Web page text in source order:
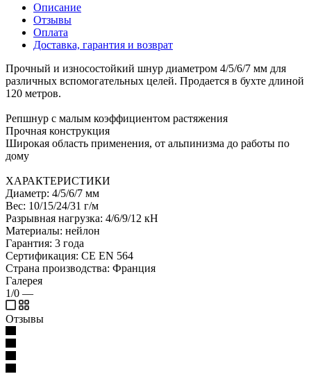
Описание
Отзывы
Оплата
Доставка, гарантия и возврат
Прочный и износостойкий шнур диаметром 4/5/6/7 мм для
различных вспомогательных целей. Продается в бухте длиной
120 метров.
Репшнур с малым коэффициентом растяжения
Прочная конструкция
Широкая область применения, от альпинизма до работы по
дому
ХАРАКТЕРИСТИКИ
Диаметр: 4/5/6/7 мм
Вес: 10/15/24/31 г/м
Разрывная нагрузка: 4/6/9/12 кН
Материалы: нейлон
Гарантия: 3 года
Сертификация: CE EN 564
Страна производства: Франция
Галерея
1/0 —
Отзывы